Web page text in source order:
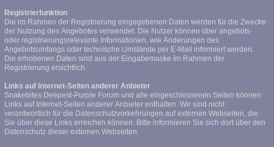
Registrierfunktion
Die im Rahmen der Registrierung eingegebenen Daten werden für die Zwecke
der Nutzung des Angebotes verwendet. Die Nutzer können über angebots-
oder registrierungsrelevante Informationen, wie Änderungen des
Angebotsumfangs oder technische Umstände per E-Mail informiert werden.
Die erhobenen Daten sind aus der Eingabemaske im Rahmen der
Registrierung ersichtlich.
Links auf Internet-Seiten anderer Anbieter
Snakebites Deepest-Purple Forum und alle eingeschlossenen Seiten können
Links auf Internet-Seiten anderer Anbieter enthalten. Wir sind nicht
verantwortlich für die Datenschutzvorkehrungen auf externen Webseiten, die
Sie über diese Links erreichen können. Bitte informieren Sie sich dort über den
Datenschutz dieser externen Webseiten.